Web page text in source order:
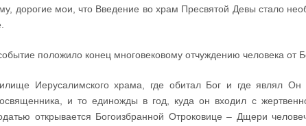
дорогие мои, что Введение во храм Пресвятой Девы стало
положило конец многовековому отчуждению человека от
Иерусалимского храма, где обитал Бог и где являл Он
и то единожды в год, куда он входил с
открывается Богоизбранной Отроковице – Дщери